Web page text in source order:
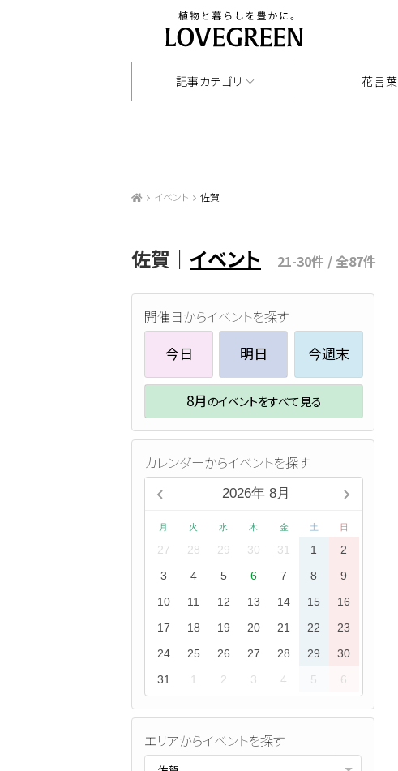
記事カテゴリ 花言葉
イベント 佐賀
佐賀｜ イベント 21-30件 / 全87件
開催日からイベントを探す
今日 明日 今週末
8月 のイベントをすべて見る
カレンダーからイベントを探す
2026年 8月
月 火 水 木 金 土 日
27 28 29 30 31 1
2
3
4 5 6 7 8
9
10
11 12 13 14 15
16
17
18 19 20 21 22
23
24
25 26 27 28 29
30
31
1 2 3 4 5 6
エリアからイベントを探す